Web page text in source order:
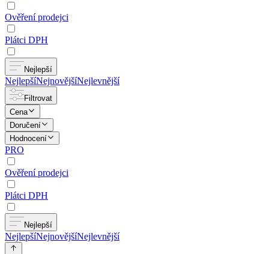
Ověření prodejci
Plátci DPH
Nejlepší
NejlepšíNejnovějšíNejlevnější
Filtrovat
Cena
Doručení
Hodnocení
PRO
Ověření prodejci
Plátci DPH
Nejlepší
NejlepšíNejnovějšíNejlevnější